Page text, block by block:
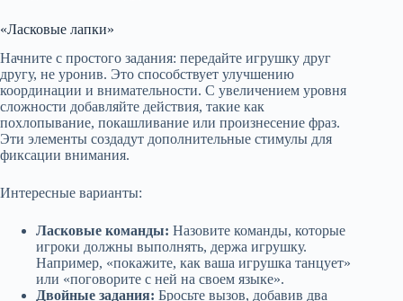
«Ласковые лапки»
Начните с простого задания: передайте игрушку друг
другу, не уронив. Это способствует улучшению
координации и внимательности. С увеличением уровня
сложности добавляйте действия, такие как
похлопывание, покашливание или произнесение фраз.
Эти элементы создадут дополнительные стимулы для
фиксации внимания.
Интересные варианты:
Ласковые команды: Назовите команды, которые
игроки должны выполнять, держа игрушку.
Например, «покажите, как ваша игрушка танцует»
или «поговорите с ней на своем языке».
Двойные задания: Бросьте вызов, добавив два